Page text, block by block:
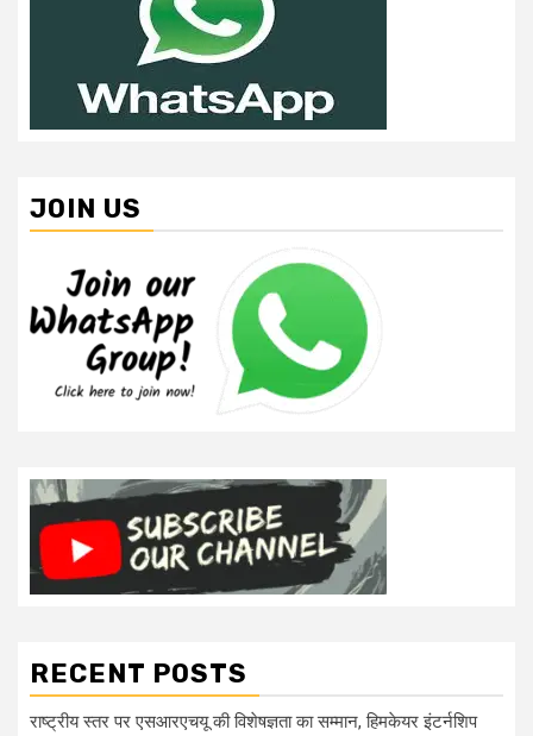
JOIN US
RECENT POSTS
राष्ट्रीय स्तर पर एसआरएचयू की विशेषज्ञता का सम्मान, हिमकेयर इंटर्नशिप